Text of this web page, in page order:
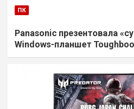
ПК
Panasonic презентовала
Windows-планшет